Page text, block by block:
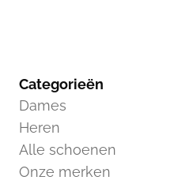
Categorieën
Dames
Heren
Alle schoenen
Onze merken